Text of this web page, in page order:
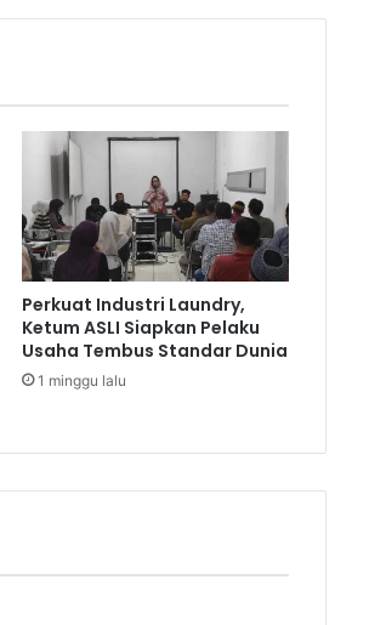
Perkuat Industri Laundry,
Ketum ASLI Siapkan Pelaku
Usaha Tembus Standar Dunia
1 minggu lalu